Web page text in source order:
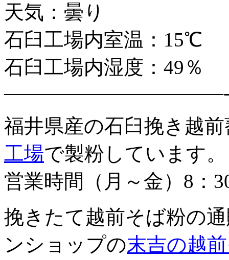
天気：曇り
石臼工場内室温：15℃
石臼工場内湿度：49％
福井県産の石臼挽き越
工場で製粉しています。
営業時間（月～金）8：
挽きたて越前そば粉の
ンショップの末吉の越